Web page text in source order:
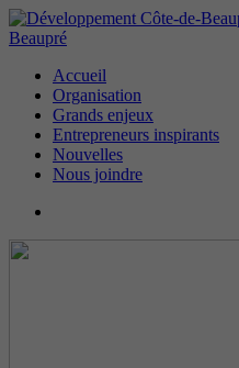
Beaupré
Accueil
Organisation
Grands enjeux
Entrepreneurs inspirants
Nouvelles
Nous joindre